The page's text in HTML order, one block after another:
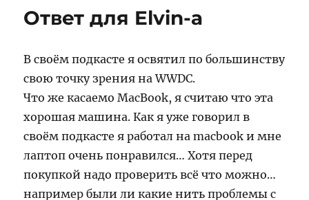
Ответ для Elvin-а
В своём подкасте я освятил по большинству
свою точку зрения на WWDC.
Что же касаемо MacBook, я считаю что эта
хорошая машина. Как я уже говорил в
своём подкасте я работал на macbook и мне
лаптоп очень понравился… Хотя перед
покупкой надо проверить всё что можно…
например были ли какие нить проблемы с